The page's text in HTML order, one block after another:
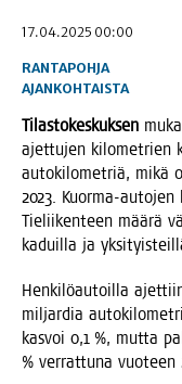
17.04.2025 00:00
RANTAPOHJA
AJANKOHTAISTA
Tilas­to­kes­kuk­sen
ajet­tu­jen kilo­met­rien
auto­ki­lo­met­riä, mikä
2023. Kuor­ma-
Tie­lii­ken­teen mää­rä
kaduil­la ja
Hen­ki­lö­au­toil­la
mil­jar­dia
kas­voi 0,1 %, mut­ta
% ver­rat­tu­na vuo­teen